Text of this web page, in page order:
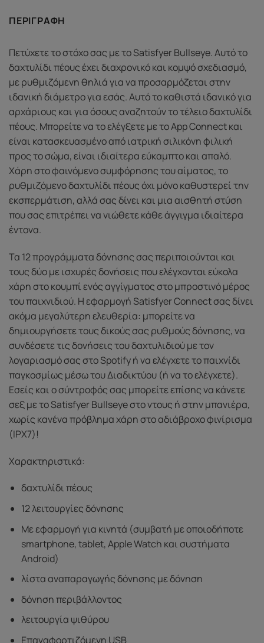
ΠΕΡΙΓΡΑΦΉ
Πετύχετε το στόχο σας με το Satisfyer Bullseye. Αυτό το
δαχτυλίδι πέους έχει διαχρονικό και κομψό σχεδιασμό,
με ρυθμιζόμενη θηλιά για να προσαρμόζεται στην
ιδανική διάμετρο για εσάς. Αυτό το καθιστά ιδανικό για
αρχάριους και για όσους αναζητούν το τέλειο δαχτυλίδι
πέους. Μπορείτε να το ελέγξετε με το App Connect και
είναι κατασκευασμένο από ιατρική σιλικόνη φιλική
προς το σώμα, είναι ιδιαίτερα εύκαμπτο και απαλό.
Χάρη στο φαινόμενο συμφόρησης του αίματος, το
ρυθμιζόμενο δαχτυλίδι πέους όχι μόνο καθυστερεί την
εκσπερμάτιση, αλλά σας δίνει και μια αισθητή στύση
που σας επιτρέπει να νιώθετε κάθε άγγιγμα ιδιαίτερα
έντονα.
Τα 12 προγράμματα δόνησης σας περιποιούνται και
τους δύο με ισχυρές δονήσεις που ελέγχονται εύκολα
χάρη στο κουμπί ενός αγγίγματος στο μπροστινό μέρος
του παιχνιδιού. Η εφαρμογή Satisfyer Connect σας δίνει
ακόμα μεγαλύτερη ελευθερία: μπορείτε να
δημιουργήσετε τους δικούς σας ρυθμούς δόνησης, να
συνδέσετε τις δονήσεις του δαχτυλιδιού με τον
λογαριασμό σας στο Spotify ή να ελέγχετε το παιχνίδι
παγκοσμίως μέσω του Διαδικτύου (ή να το ελέγχετε).
Εσείς και ο σύντροφός σας μπορείτε επίσης να κάνετε
σεξ με το Satisfyer Bullseye στο ντους ή στην μπανιέρα,
χωρίς κανένα πρόβλημα χάρη στο αδιάβροχο φινίρισμα
(IPX7)!
Χαρακτηριστικά:
δαχτυλίδι πέους
12 λειτουργίες δόνησης
Με εφαρμογή για κινητά (συμβατή με οποιοδήποτε
smartphone, tablet, Apple Watch και συστήματα
Android)
λίστα αναπαραγωγής δόνησης με δόνηση
δόνηση περιβάλλοντος
λειτουργία ψιθύρου
Επαναφορτιζόμενη USB